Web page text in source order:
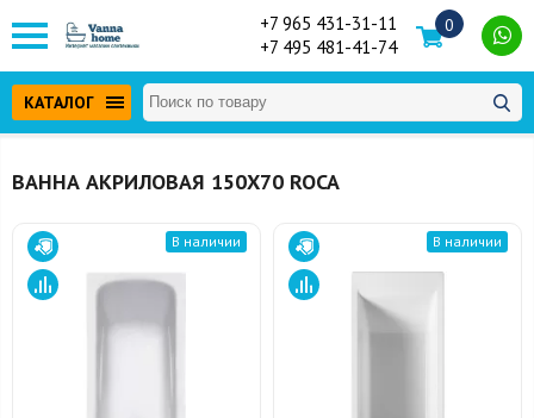
+7 965 431-31-11
+7 495 481-41-74
0
КАТАЛОГ
ВАННА АКРИЛОВАЯ 150Х70 ROCA
В наличии В наличии